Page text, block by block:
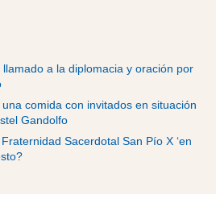
a la diplomacia y oración por
comida con invitados en situación
Gandolfo
Sacerdotal San Pío X ‘en